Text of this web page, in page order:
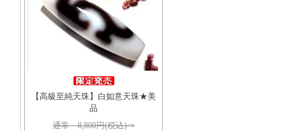
【高級至純天珠】白如意天珠★美
品
通常 8,800円(税込)⇒